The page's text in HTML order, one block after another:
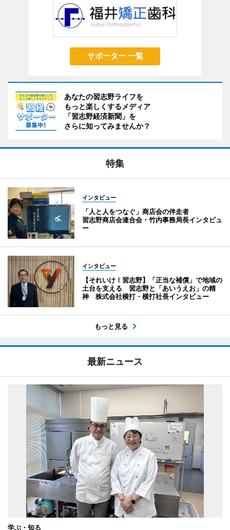
サポーター 一覧
あなたの習志野ライフを
もっと楽しくするメディア
「習志野経済新聞」を
さらに知ってみませんか？
特集
インタビュー
「人と人をつなぐ」商店会の伴走者
習志野商店会連合会・竹内事務局長インタビュ
ー
インタビュー
【それいけ！習志野】「正当な補償」で地域の
土台を支える 習志野と「あいうえお」の精
神 株式会社横打・横打社長インタビュー
もっと見る
最新ニュース
学ぶ・知る